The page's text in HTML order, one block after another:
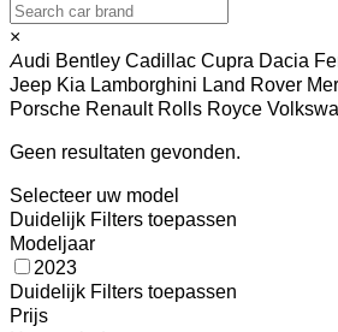
×
Audi Bentley Cadillac Cupra Dacia
Jeep Kia Lamborghini Land Rover
Porsche Renault Rolls Royce
Geen resultaten gevonden.
Selecteer uw model
Duidelijk Filters toepassen
Modeljaar
2023
Duidelijk Filters toepassen
Prijs